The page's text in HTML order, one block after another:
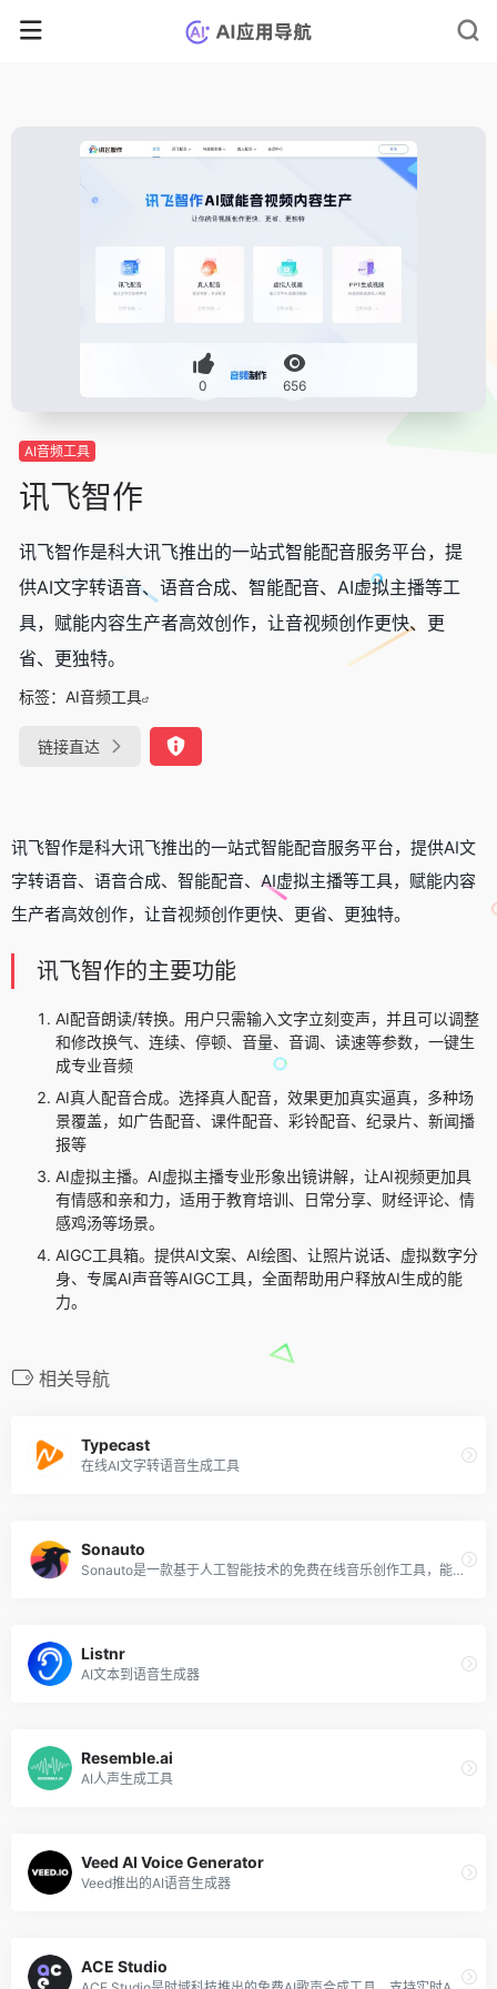
0 656
AI音频工具
讯飞智作
讯飞智作是科大讯飞推出的一站式智能配音服务平台，提
供AI文字转语音、语音合成、智能配音、AI虚拟主播等工
具，赋能内容生产者高效创作，让音视频创作更快、更
省、更独特。
标签： AI音频工具
链接直达
讯飞智作是科大讯飞推出的一站式智能配音服务平台，提供AI文
字转语音、语音合成、智能配音、AI虚拟主播等工具，赋能内容
生产者高效创作，让音视频创作更快、更省、更独特。
讯飞智作的主要功能
AI配音朗读/转换。用户只需输入文字立刻变声，并且可以调整
和修改换气、连续、停顿、音量、音调、读速等参数，一键生
成专业音频
AI真人配音合成。选择真人配音，效果更加真实逼真，多种场
景覆盖，如广告配音、课件配音、彩铃配音、纪录片、新闻播
报等
AI虚拟主播。AI虚拟主播专业形象出镜讲解，让AI视频更加具
有情感和亲和力，适用于教育培训、日常分享、财经评论、情
感鸡汤等场景。
AIGC工具箱。提供AI文案、AI绘图、让照片说话、虚拟数字分
身、专属AI声音等AIGC工具，全面帮助用户释放AI生成的能
力。
相关导航
Typecast
在线AI文字转语音生成工具
Sonauto
Sonauto是一款基于人工智能技术的免费在线音乐创作工具，能够根据用户提供的文本提示、歌词或旋律，转换成具有特定风格的完整歌曲。
Listnr
AI文本到语音生成器
Resemble.ai
AI人声生成工具
Veed AI Voice Generator
Veed推出的AI语音生成器
ACE Studio